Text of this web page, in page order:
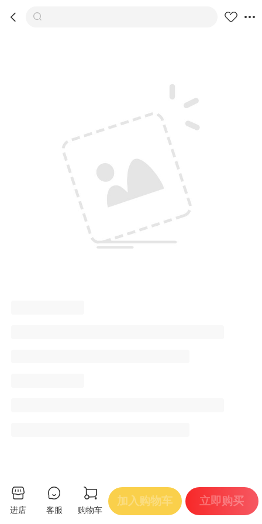
  
进店 客服 购物车
加入购物车 立即购买